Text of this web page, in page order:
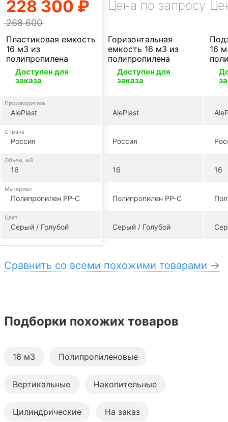
Пластиковая емкость
16 м3 из
полипропилена
Доступен для
заказа
228 300 ₽
268 600
Производитель
AlePlast
Страна
Россия
Объем, м3
16
Материал
Полипропилен PP-C
Цвет
Серый / Голубой
Горизонтальная
емкость 16 м3 из
полипропилена
Доступен для
заказа
Цена по запросу
AlePlast
Россия
16
Полипропилен PP-C
Серый / Голубой
16
16
Сравнить со всеми похожими товарами →
Подборки похожих товаров
16 м3 Полипропиленовые
Вертикальные Накопительные
Цилиндрические На заказ